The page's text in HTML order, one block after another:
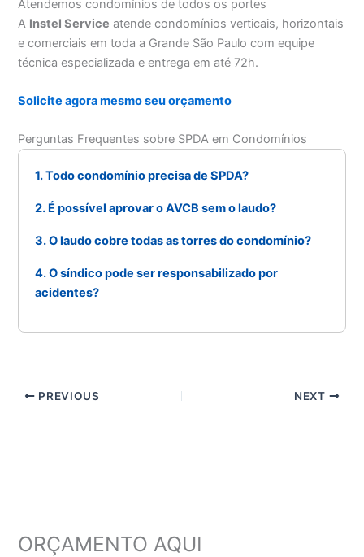
Atendemos condomínios de todos os portes
A Instel Service atende condomínios verticais, horizontais
e comerciais em toda a Grande São Paulo com equipe
técnica especializada e entrega em até 72h.
Solicite agora mesmo seu orçamento
Perguntas Frequentes sobre SPDA em Condomínios
1. Todo condomínio precisa de SPDA?
2. É possível aprovar o AVCB sem o laudo?
3. O laudo cobre todas as torres do condomínio?
4. O síndico pode ser responsabilizado por
acidentes?
PREVIOUS NEXT
ORÇAMENTO AQUI